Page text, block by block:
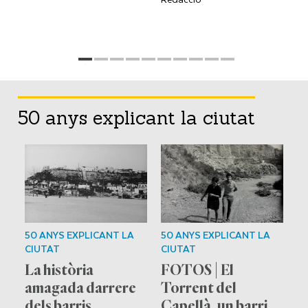
50 anys explicant la ciutat
50 ANYS EXPLICANT LA
CIUTAT
La història
amagada darrere
50 ANYS EXPLICANT LA
CIUTAT
FOTOS | El
Torrent del